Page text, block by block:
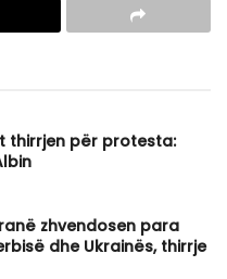
thirrjen për protesta:
zhvendosen para
dhe Ukrainës, thirrje